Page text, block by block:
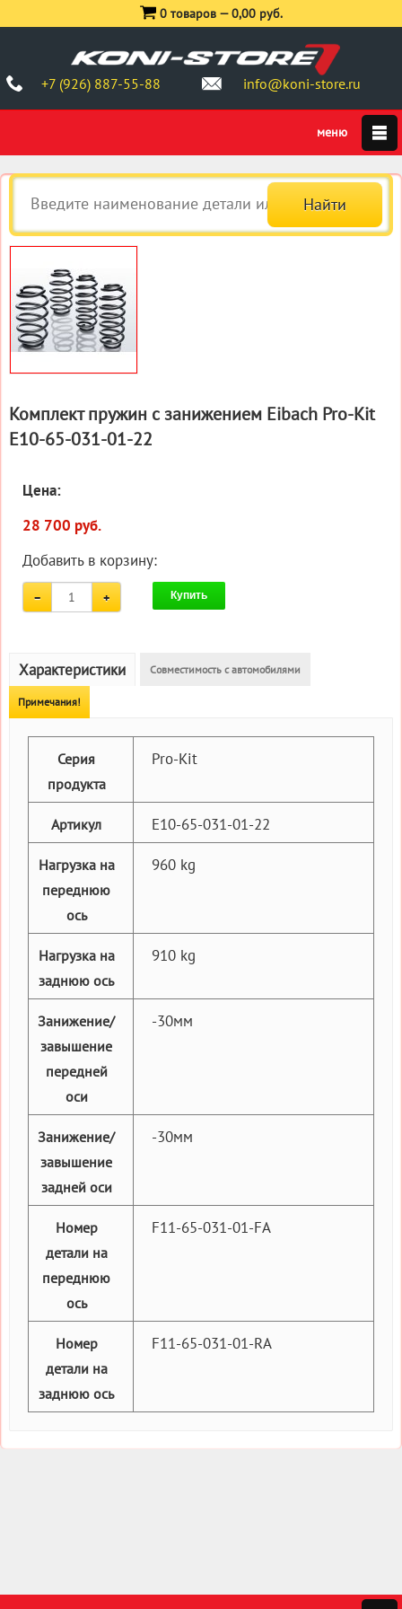
+7 (926) 887-55-88 info@koni-store.ru
0 товаров —0,00 руб.
Комплект пружин с занижением Eibach Pro-Kit
E10-65-031-01-22
Цена:
28 700 руб.
Добавить в корзину:
Купить
Характеристики Совместимость с автомобилями
Примечания!
Серия
продукта
Pro-Kit
Артикул E10-65-031-01-22
Нагрузка на
переднюю
ось
960 kg
Нагрузка на
заднюю ось
910 kg
Занижение/
завышение
передней
оси
-30мм
Занижение/
завышение
задней оси
-30мм
Номер
детали на
переднюю
ось
F11-65-031-01-FA
Номер
детали на
заднюю ось
F11-65-031-01-RA